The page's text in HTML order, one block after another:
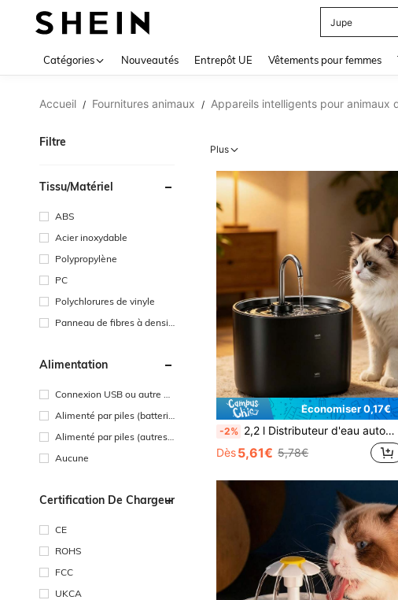
Jupe
Catégories Nouveautés Entrepôt UE Vêtements pour femmes
Accueil / Fournitures animaux / Appareils intelligents pour animaux
Filtre
Tissu/matériel
ABS
Acier inoxydable
Polypropylène
PC
Polychlorures de vinyle
Panneau de fibres à densit
Alimentation
Connexion USB ou autre ali
mentation CC
Alimenté par piles (batterie
rechargeable)
Alimenté par piles (autres
Aucune
Certification De Chargeur
CE
ROHS
FCC
UKCA
Plus
Économiser 0,17€
-2% 2,2 l Distributeur d'eau automatique et silencieux pour chat avec filtre à charbon actif, design de robinet blanc
Dès5,61€ 5,78€